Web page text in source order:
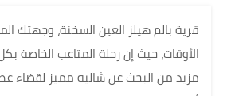
قرية بالم هيلز العين السخنة، وجهتك
الأوقات، حيث إن رحلة المتاعب الخاصة
مزيد من البحث عن شاليه مميز لقضاء